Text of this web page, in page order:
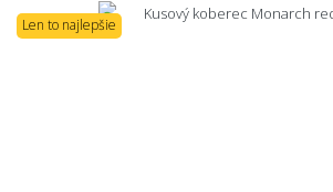
Len to najlepšie